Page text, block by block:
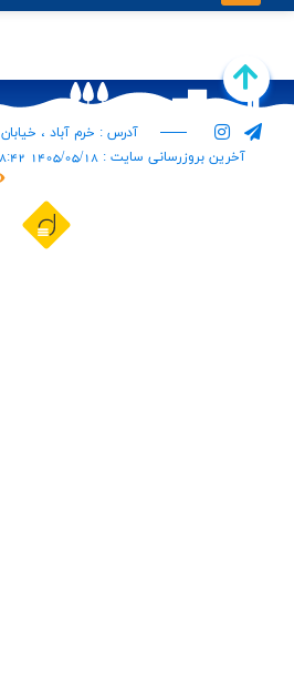
آدرس : خرم آباد ، خیابان 17 شهریور ، شهرداری خرم آباد
آخرین بروزرسانی سایت : 1405/05/18 08:42